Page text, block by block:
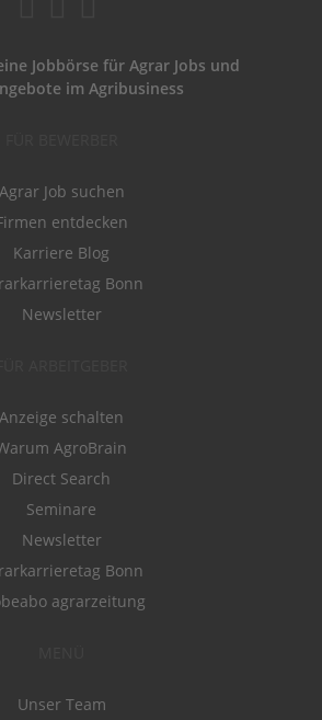
Jobbörse für Agrar Jobs und
im Agribusiness
Agrar Job suchen
entdecken
Karriere Blog
Bonn
Newsletter
Anzeige schalten
AgroBrain
Direct Search
Seminare
Newsletter
Bonn
agrarzeitung
Unser Team